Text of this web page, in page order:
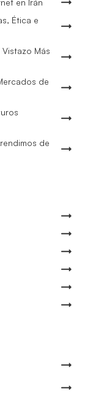
en Irán
Ética e
Más
de
de